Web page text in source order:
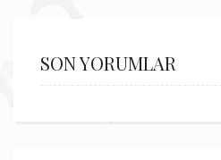
SON YORUMLAR